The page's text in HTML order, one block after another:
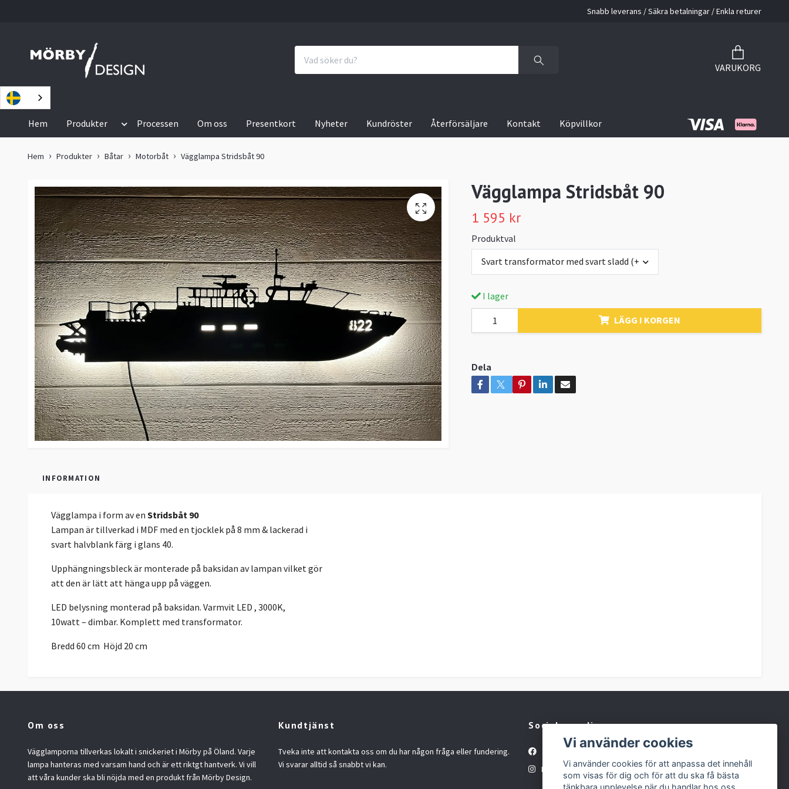
Snabb leverans / Säkra betalningar / Enkla returer
VARUKORG
Hem Produkter Processen Om oss Presentkort Nyheter Kundröster Återförsäljare Kontakt Köpvillkor
Hem Produkter Båtar Motorbåt Vägglampa Stridsbåt 90
Vägglampa Stridsbåt 90
1 595 kr
Produktval
Svart transformator med svart sladd (+0 kr)
I lager
LÄGG I KORGEN
Dela
INFORMATION
Vägglampa i form av en Stridsbåt 90
Lampan är tillverkad i MDF med en tjocklek på 8 mm & lackerad i
svart halvblank färg i glans 40.
Upphängningsbleck är monterade på baksidan av lampan vilket gör
att den är lätt att hänga upp på väggen.
LED belysning monterad på baksidan. Varmvit LED , 3000K,
10watt – dimbar. Komplett med transformator.
Bredd 60 cm Höjd 20 cm
Om oss
Vägglamporna tillverkas lokalt i snickeriet i Mörby på Öland. Varje
lampa hanteras med varsam hand och är ett riktgt hantverk. Vi vill
att våra kunder ska bli nöjda med en produkt från Mörby Design.
Kundtjänst
Tveka inte att kontakta oss om du har någon fråga eller fundering.
Vi svarar alltid så snabbt vi kan.
Sociala medier
Instagram
Vi använder cookies
Vi använder cookies för att anpassa det innehåll
som visas för dig och för att du ska få bästa